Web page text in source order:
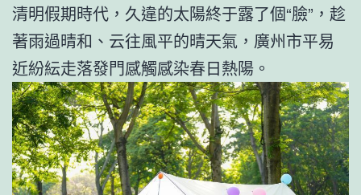
清明假期時代，久違的太陽終于露了個“臉”，趁
著雨過晴和、云往風平的晴天氣，廣州市平易
近紛紜走落發門感觸感染春日熱陽。